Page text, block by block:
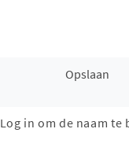
Opslaan
Log in om de naam te